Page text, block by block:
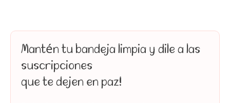
Mantén tu bandeja limpia y dile a las
suscripciones
que te dejen en paz!